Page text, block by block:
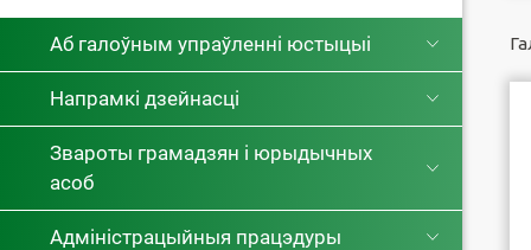
Аб галоўным упраўленні юстыцыі
Напрамкі дзейнасці
Звароты грамадзян і юрыдычных
асоб
Адміністрацыйныя працэдуры